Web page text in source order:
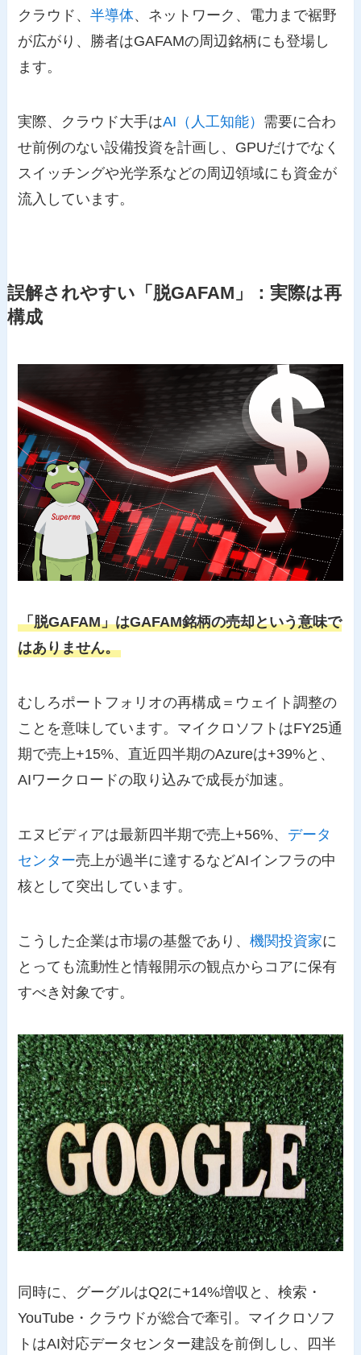
クラウド、半導体、ネットワーク、電力まで裾野
が広がり、勝者はGAFAMの周辺銘柄にも登場し
ます。
実際、クラウド大手はAI（人工知能） 需要に合わ
せ前例のない設備投資を計画し、GPUだけでなく
スイッチングや光学系などの周辺領域にも資金が
流入しています。
誤解されやすい「脱GAFAM」：実際は再
構成
「脱GAFAM」はGAFAM銘柄の売却という意味で
はありません。
むしろポートフォリオの再構成＝ウェイト調整の
ことを意味しています。マイクロソフトはFY25通
期で売上+15%、直近四半期のAzureは+39%と、
AIワークロードの取り込みで成長が加速。
エヌビディアは最新四半期で売上+56%、 データ
センター売上が過半に達するなどAIインフラの中
核として突出しています。
こうした企業は市場の基盤であり、機関投資家に
とっても流動性と情報開示の観点からコアに保有
すべき対象です。
同時に、グーグルはQ2に+14%増収と、検索・
YouTube・クラウドが総合で牽引。マイクロソフ
トはAI対応データセンター建設を前倒しし、四半